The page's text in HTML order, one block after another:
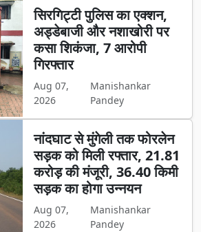
सिरगिट्टी पुलिस का एक्शन,
अड्डेबाजी और नशाखोरी पर
कसा शिकंजा, 7 आरोपी
गिरफ्तार
Aug 07,
2026
Manishankar
Pandey
नांदघाट से मुंगेली तक फोरलेन
सड़क को मिली रफ्तार, 21.81
करोड़ की मंजूरी, 36.40 किमी
सड़क का होगा उन्नयन
Aug 07,
2026
Manishankar
Pandey